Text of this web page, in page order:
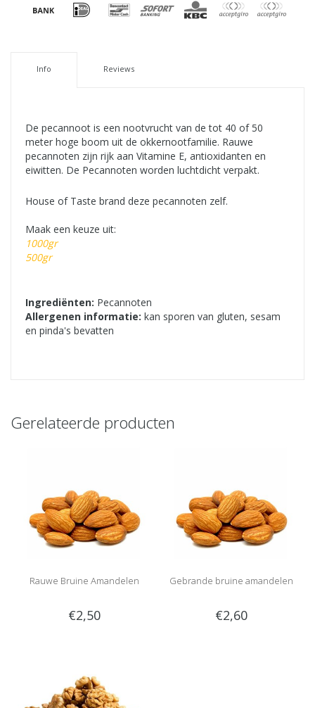
Info Reviews
De pecannoot is een nootvrucht van de tot 40 of 50
meter hoge boom uit de okkernootfamilie. Rauwe
pecannoten zijn rijk aan Vitamine E, antioxidanten en
eiwitten. De Pecannoten worden luchtdicht verpakt.
House of Taste brand deze pecannoten zelf.
Maak een keuze uit:
1000gr
500gr
Ingrediënten: Pecannoten
Allergenen informatie: kan sporen van gluten, sesam
en pinda's bevatten
Gerelateerde producten
Rauwe Bruine Amandelen
€2,50
Gebrande bruine amandelen
€2,60